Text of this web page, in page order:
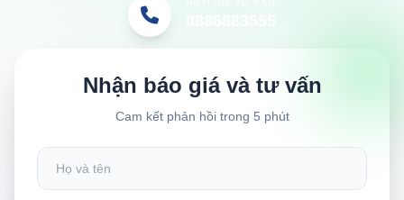
Nhận báo giá và tư vấn
Cam kết phản hồi trong 5 phút